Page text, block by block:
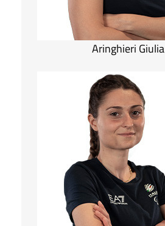
Aringhieri Giulia